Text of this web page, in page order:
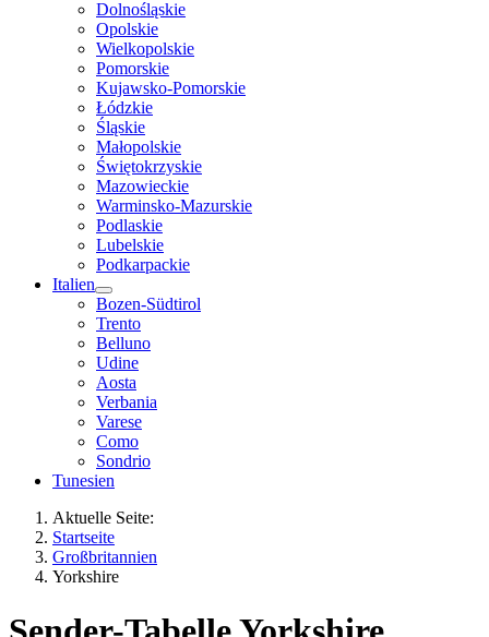
Dolnośląskie
Opolskie
Wielkopolskie
Pomorskie
Kujawsko-Pomorskie
Łódzkie
Śląskie
Małopolskie
Świętokrzyskie
Mazowieckie
Warminsko-Mazurskie
Podlaskie
Lubelskie
Podkarpackie
Italien
Bozen-Südtirol
Trento
Belluno
Udine
Aosta
Verbania
Varese
Como
Sondrio
Tunesien
Aktuelle Seite:
Startseite
Großbritannien
Yorkshire